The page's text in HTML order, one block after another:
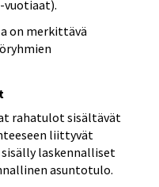
vuotiaat).
on merkittävä
rahatulot sisältävät
liittyvät
laskennalliset
asuntotulo.